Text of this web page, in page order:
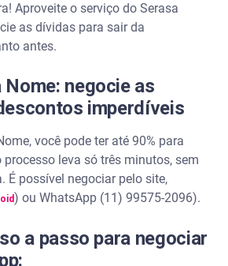
Aproveite o serviço do Serasa
as dívidas para sair da
antes.
Nome: negocie as
imperdíveis
você pode ter até 90% para
processo leva só três minutos, sem
É possível negociar pelo site,
) ou WhatsApp (11) 99575-2096).
a passo para negociar